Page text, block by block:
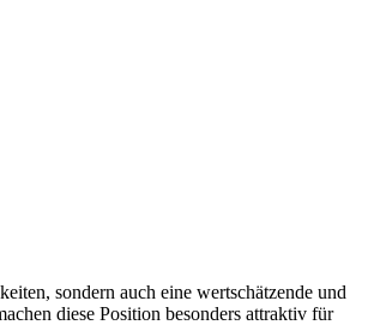
sondern auch eine wertschätzende und
diese Position besonders attraktiv für